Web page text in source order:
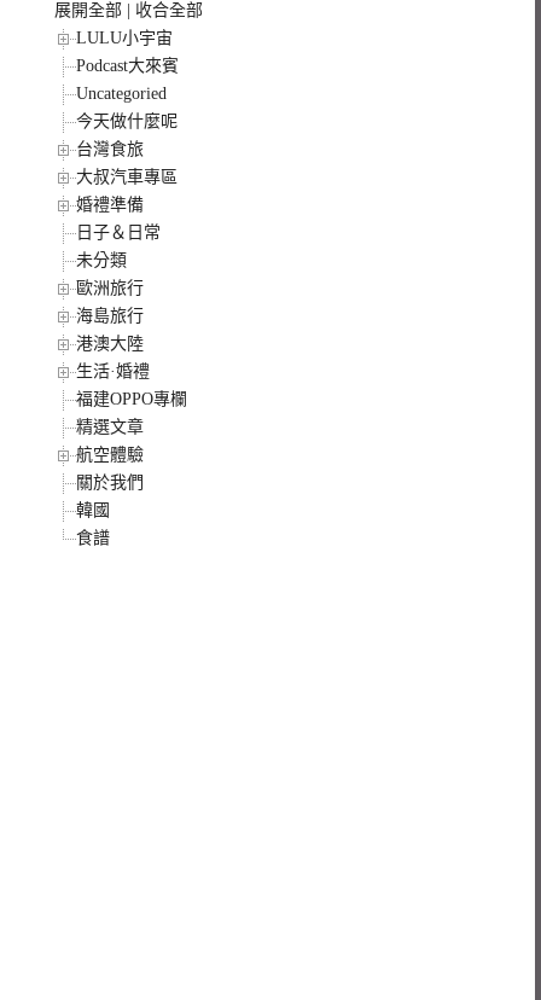
展開全部
收合全部
LULU小宇宙
Podcast大來賓
Uncategoried
今天做什麼呢
台灣食旅
大叔汽車專區
婚禮準備
日子＆日常
未分類
歐洲旅行
海島旅行
港澳大陸
生活·婚禮
福建OPPO專欄
精選文章
航空體驗
關於我們
韓國
食譜